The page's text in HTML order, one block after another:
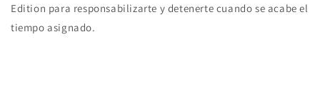
Edition para responsabilizarte y detenerte cuando se acabe el
tiempo asignado.